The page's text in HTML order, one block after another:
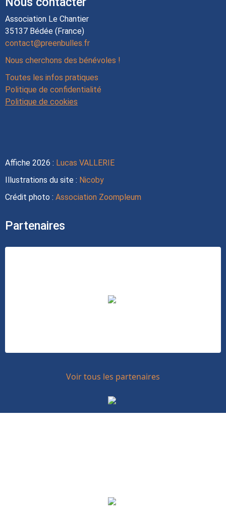
Association Le Chantier
35137 Bédée (France)
contact@preenbulles.fr
Nous cherchons des bénévoles !
Toutes les infos pratiques
Politique de confidentialité
Politique de cookies
Affiche 2026 : Lucas VALLERIE
Illustrations du site : Nicoby
Crédit photo : Association Zoompleum
Partenaires
Voir tous les partenaires